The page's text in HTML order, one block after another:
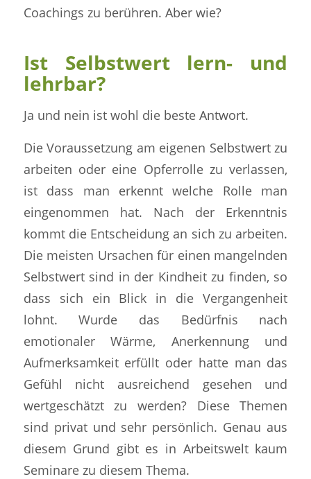
Coachings zu berühren. Aber wie?
Ist Selbstwert lern- und
lehrbar?
Ja und nein ist wohl die beste Antwort.
Die Voraussetzung am eigenen Selbstwert zu
arbeiten oder eine Opferrolle zu verlassen,
ist dass man erkennt welche Rolle man
eingenommen hat. Nach der Erkenntnis
kommt die Entscheidung an sich zu arbeiten.
Die meisten Ursachen für einen mangelnden
Selbstwert sind in der Kindheit zu finden, so
dass sich ein Blick in die Vergangenheit
lohnt. Wurde das Bedürfnis nach
emotionaler Wärme, Anerkennung und
Aufmerksamkeit erfüllt oder hatte man das
Gefühl nicht ausreichend gesehen und
wertgeschätzt zu werden? Diese Themen
sind privat und sehr persönlich. Genau aus
diesem Grund gibt es in Arbeitswelt kaum
Seminare zu diesem Thema.